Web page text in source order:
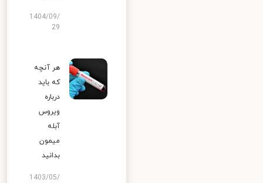
1404/09/
29
هر آنچه
که باید
درباره
ویروس
آبله
میمون
بدانید
1403/05/